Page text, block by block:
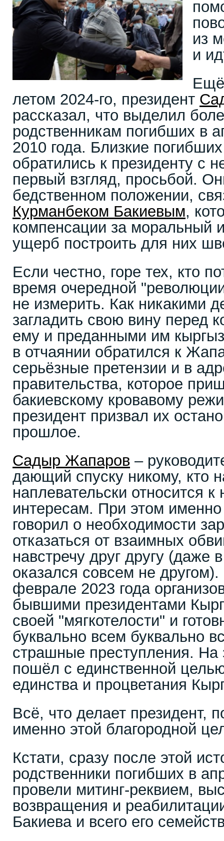
из
и
Ещё
летом 2024-го, президент
рассказал, что выделил
родственникам погибших в
2010 года. Близкие
обратились к президенту с
первый взгляд, просьбой.
бедственном положении,
Курманбеком Бакиевым,
компенсации за моральный
ущерб построить для них
Если честно, горе тех, кто
время очередной
не измерить. Как никакими
загладить свою вину перед
ему и преданными им
в отчаянии обратился к
серьёзные претензии и в
правительства, которое
бакиевскому кровавому
президент призвал их
прошлое.
Садыр Жапаров –
дающий спуску никому, кто
наплевательски относится
интересам. При этом
говорил о необходимости
отказаться от взаимных
навстречу друг другу (даже
оказался совсем не
феврале 2023 года
бывшими президентами
своей "мягкотелости" и
буквально всем буквально
страшные преступления. На
пошёл с единственной
единства и процветания
Всё, что делает президент,
именно этой благородной
Кстати, сразу после этой
родственники погибших в
провели митинг-реквием,
возвращения и
Бакиева и всего его